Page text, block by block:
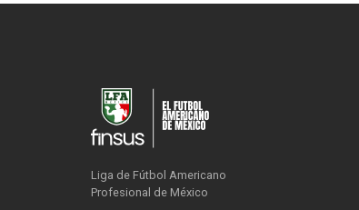
Liga de Fútbol Americano
Profesional de México